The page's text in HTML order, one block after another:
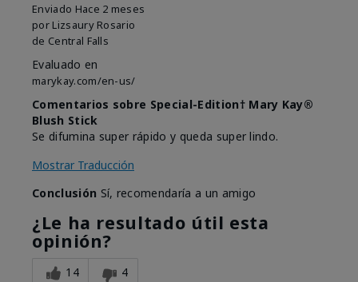
Enviado Hace 2 meses
por Lizsaury Rosario
de Central Falls
Evaluado en
marykay.com/en-us/
Comentarios sobre Special-Edition† Mary Kay®
Blush Stick
Se difumina super rápido y queda super lindo.
Mostrar Traducción
Conclusión Sí, recomendaría a un amigo
¿Le ha resultado útil esta
opinión?
14 4